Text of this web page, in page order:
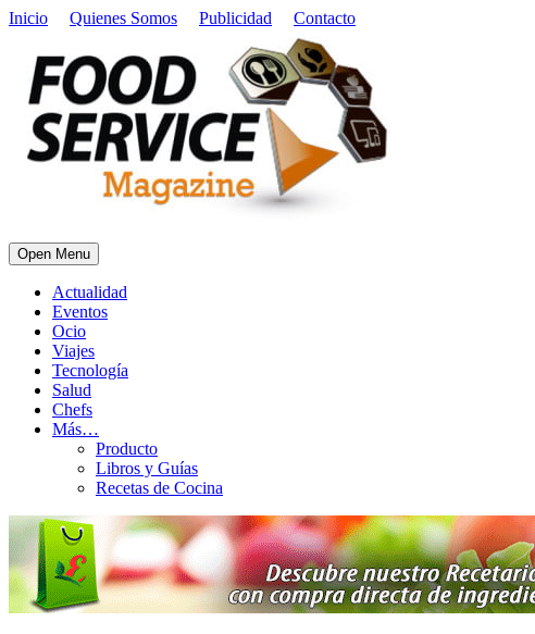
Inicio Quienes Somos Publicidad Contacto
Open Menu
Actualidad
Eventos
Ocio
Viajes
Tecnología
Salud
Chefs
Más…
Producto
Libros y Guías
Recetas de Cocina